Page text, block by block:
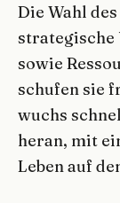
Die Wahl
strategische
sowie
schufen sie
wuchs
heran, mit
Leben auf